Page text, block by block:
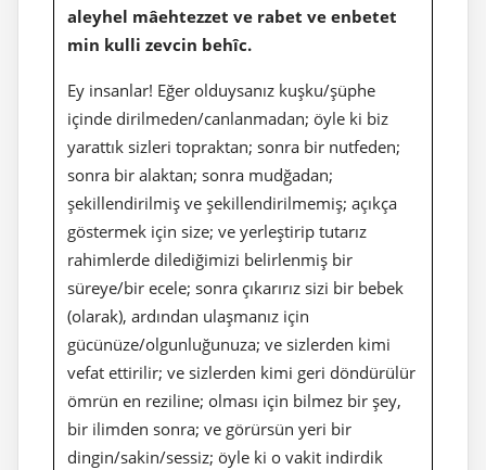
aleyhel mâehtezzet ve rabet ve enbetet
min kulli zevcin behîc.
Ey insanlar! Eğer olduysanız kuşku/şüphe
içinde dirilmeden/canlanmadan; öyle ki biz
yarattık sizleri topraktan; sonra bir nutfeden;
sonra bir alaktan; sonra mudğadan;
şekillendirilmiş ve şekillendirilmemiş; açıkça
göstermek için size; ve yerleştirip tutarız
rahimlerde dilediğimizi belirlenmiş bir
süreye/bir ecele; sonra çıkarırız sizi bir bebek
(olarak), ardından ulaşmanız için
gücünüze/olgunluğunuza; ve sizlerden kimi
vefat ettirilir; ve sizlerden kimi geri döndürülür
ömrün en reziline; olması için bilmez bir şey,
bir ilimden sonra; ve görürsün yeri bir
dingin/sakin/sessiz; öyle ki o vakit indirdik